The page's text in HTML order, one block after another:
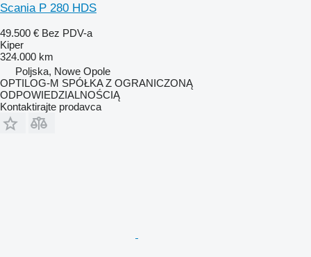
Scania P 280 HDS
49.500 € Bez PDV-a
Kiper
324.000 km
Poljska, Nowe Opole
OPTILOG-M SPÓŁKA Z OGRANICZONĄ
ODPOWIEDZIALNOŚCIĄ
Kontaktirajte prodavca